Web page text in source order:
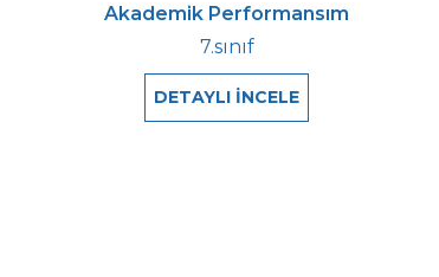
Akademik Performansım
7.sınıf
DETAYLI İNCELE